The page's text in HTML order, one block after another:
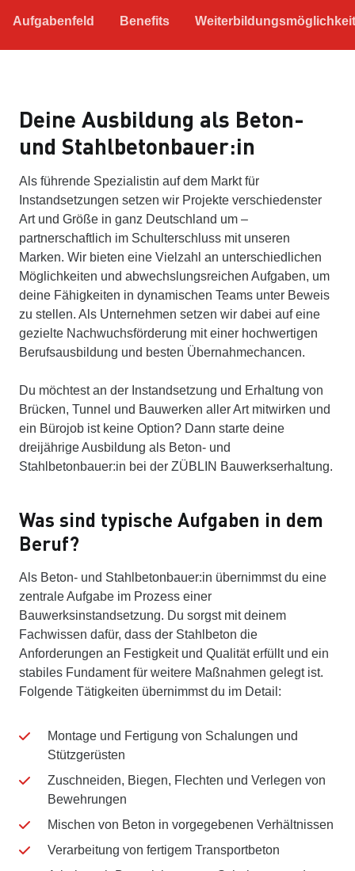
Aufgabenfeld Benefits
Deine Ausbildung als Beton-
und Stahlbetonbauer:in
Als führende Spezialistin auf dem Markt für
Instandsetzungen setzen wir Projekte verschiedenster
Art und Größe in ganz Deutschland um –
partnerschaftlich im Schulterschluss mit unseren
Marken. Wir bieten eine Vielzahl an unterschiedlichen
Möglichkeiten und abwechslungsreichen Aufgaben, um
deine Fähigkeiten in dynamischen Teams unter Beweis
zu stellen. Als Unternehmen setzen wir dabei auf eine
gezielte Nachwuchsförderung mit einer hochwertigen
Berufsausbildung und besten Übernahmechancen.
Du möchtest an der Instandsetzung und Erhaltung von
Brücken, Tunnel und Bauwerken aller Art mitwirken und
ein Bürojob ist keine Option? Dann starte deine
dreijährige Ausbildung als Beton- und
Stahlbetonbauer:in bei der ZÜBLIN Bauwerkserhaltung.
Was sind typische Aufgaben in dem
Beruf?
Als Beton- und Stahlbetonbauer:in übernimmst du eine
zentrale Aufgabe im Prozess einer
Bauwerksinstandsetzung. Du sorgst mit deinem
Fachwissen dafür, dass der Stahlbeton die
Anforderungen an Festigkeit und Qualität erfüllt und ein
stabiles Fundament für weitere Maßnahmen gelegt ist.
Folgende Tätigkeiten übernimmst du im Detail:
Montage und Fertigung von Schalungen und
Stützgerüsten
Zuschneiden, Biegen, Flechten und Verlegen von
Bewehrungen
Mischen von Beton in vorgegebenen Verhältnissen
Verarbeitung von fertigem Transportbeton